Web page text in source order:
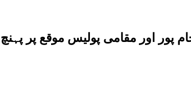
پور اور مقامی پولیس موقع پر